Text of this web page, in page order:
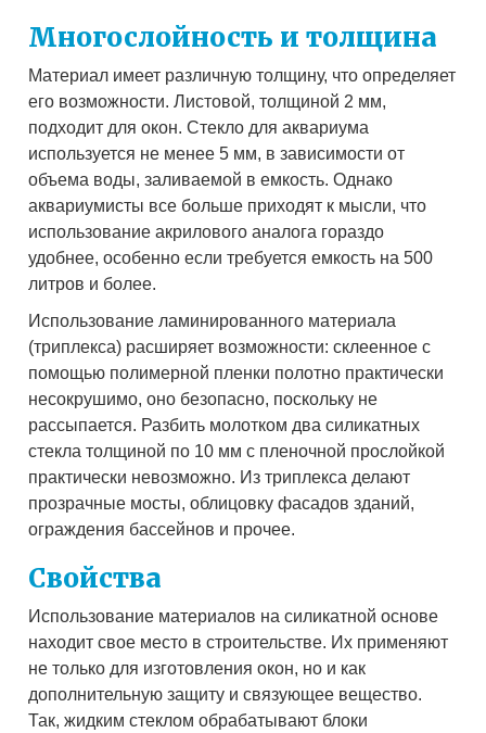
Многослойность и толщина
Материал имеет различную толщину, что определяет
его возможности. Листовой, толщиной 2 мм,
подходит для окон. Стекло для аквариума
используется не менее 5 мм, в зависимости от
объема воды, заливаемой в емкость. Однако
аквариумисты все больше приходят к мысли, что
использование акрилового аналога гораздо
удобнее, особенно если требуется емкость на 500
литров и более.
Использование ламинированного материала
(триплекса) расширяет возможности: склеенное с
помощью полимерной пленки полотно практически
несокрушимо, оно безопасно, поскольку не
рассыпается. Разбить молотком два силикатных
стекла толщиной по 10 мм с пленочной прослойкой
практически невозможно. Из триплекса делают
прозрачные мосты, облицовку фасадов зданий,
ограждения бассейнов и прочее.
Свойства
Использование материалов на силикатной основе
находит свое место в строительстве. Их применяют
не только для изготовления окон, но и как
дополнительную защиту и связующее вещество.
Так, жидким стеклом обрабатывают блоки